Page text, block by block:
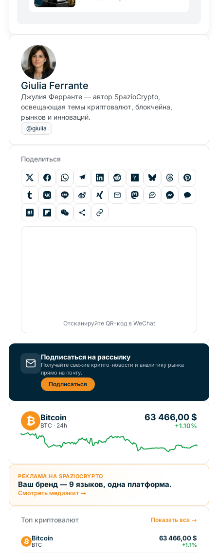
Giulia Ferrante
Джулия Ферранте — автор SpazioCrypto,
освещающая темы криптовалют, блокчейна,
рынков и инноваций.
@giulia
Поделиться
Отсканируйте QR-код в WeChat
Подписаться на рассылку
Получайте свежие крипто-новости и аналитику рынка
прямо на почту.
Подписаться
₿ Bitcoin
BTC · 24h
63 466,00 $
+1.10%
РЕКЛАМА НА SPAZIOCRYPTO
Ваш бренд — 9 языков, одна платформа.
Смотреть медиакит →
Топ криптовалют Показать все →
Bitcoin
BTC
63 466,00 $
+1.1%